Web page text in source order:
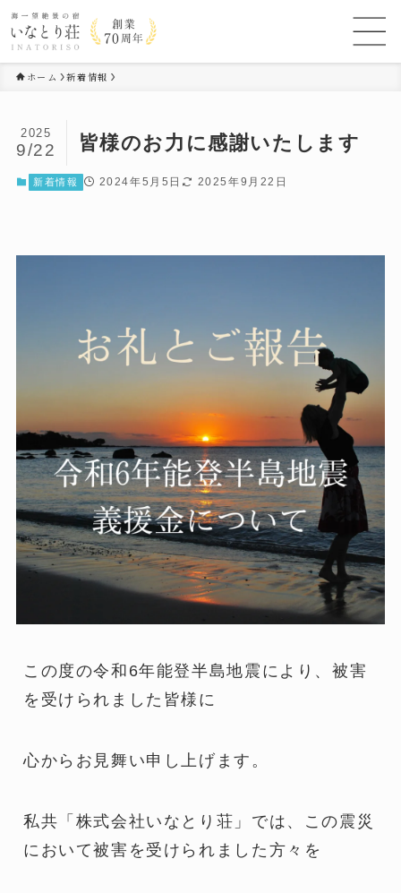
ホーム 新着情報
皆様のお力に感謝いたします
2025
9/22
新着情報 2024年5月5日 2025年9月22日
この度の令和6年能登半島地震により、被害
を受けられました皆様に
心からお見舞い申し上げます。
私共「株式会社いなとり荘」では、この震災
において被害を受けられました方々を